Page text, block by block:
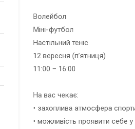
Волейбол
Міні-футбол
Настільний теніс
12 вересня (п’ятниця)
11:00 – 16:00
На вас чекає:
• захоплива атмосфера
• можливість проявити себе у